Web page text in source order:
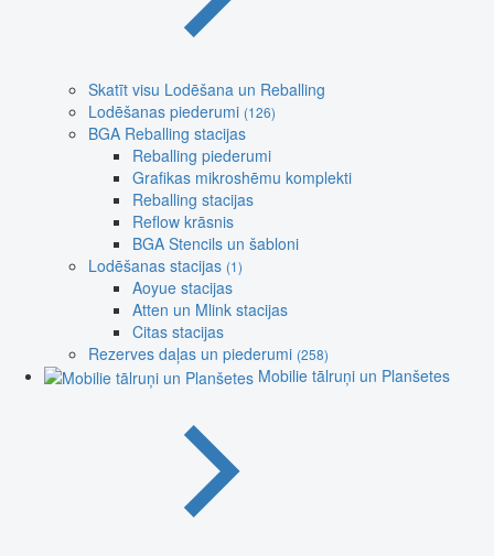
Skatīt visu Lodēšana un Reballing
Lodēšanas piederumi (126)
BGA Reballing stacijas
Reballing piederumi
Grafikas mikroshēmu komplekti
Reballing stacijas
Reflow krāsnis
BGA Stencils un šabloni
Lodēšanas stacijas (1)
Aoyue stacijas
Atten un Mlink stacijas
Citas stacijas
Rezerves daļas un piederumi (258)
Mobilie tālruņi un Planšetes